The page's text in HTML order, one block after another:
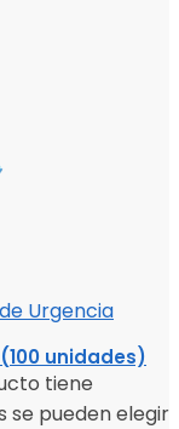
Urgencia
unidades)
tiene
se pueden elegir